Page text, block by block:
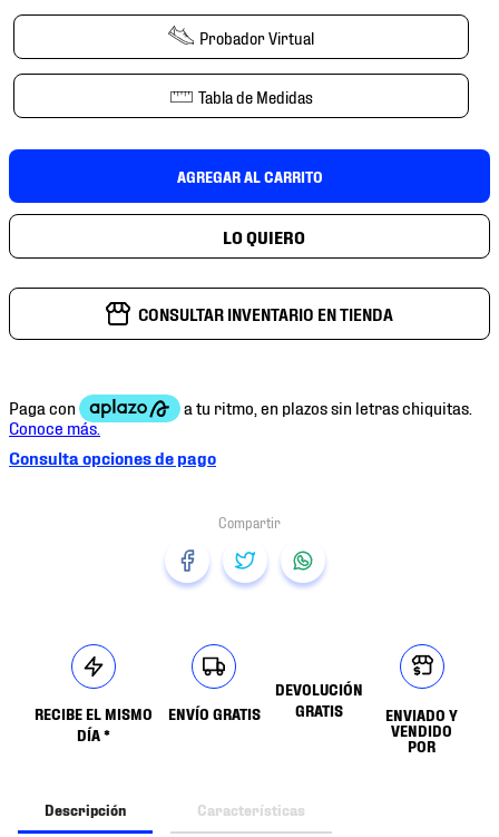
Probador Virtual
Tabla de Medidas
AGREGAR AL CARRITO
CONSULTAR INVENTARIO EN TIENDA
Consulta opciones de pago
RECIBE EL MISMO
DÍA *
ENVÍO GRATIS
DEVOLUCIÓN
GRATIS
ENVIADO Y
VENDIDO
POR
Descripción Características
10. tenis nike